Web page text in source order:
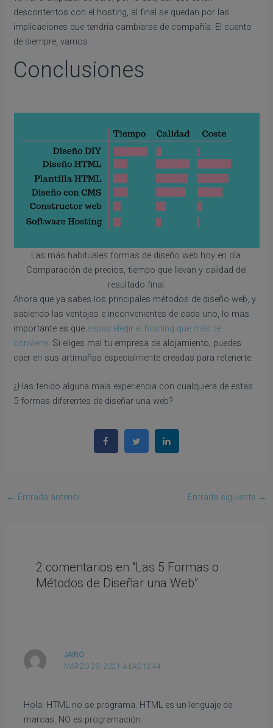
descontentos con el hosting, al final se quedan por las
implicaciones que tendría cambiarse de compañía. El cuento
de siempre, vamos.
Conclusiones
Las más habituales formas de diseño web hoy en día.
Comparación de precios, tiempo que llevan y calidad del
resultado final.
Ahora que ya sabes los principales métodos de diseño web, y
sabiendo las ventajas e inconvenientes de cada uno, lo más
importante es que sepas elegir el hosting que más te
conviene. Si eliges mal tu empresa de alojamiento, puedes
caer en sus artimañas especialmente creadas para retenerte.
¿Has tenido alguna mala experiencia con cualquiera de estas
5 formas diferentes de diseñar una web?
← Entrada anterior Entrada siguiente →
2 comentarios en “Las 5 Formas o
Métodos de Diseñar una Web”
JAIRO
MARZO 29, 2021 A LAS 12:44
Hola. HTML no se programa. HTML es un lenguaje de
marcas. NO es programación.